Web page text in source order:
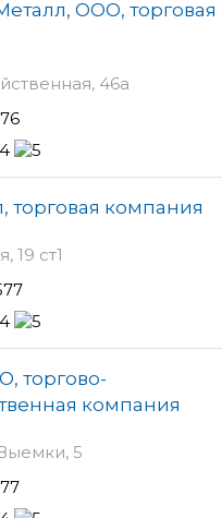
ООО, торговая
46а
торговая компания
19 ст1
торгово-
компания
5